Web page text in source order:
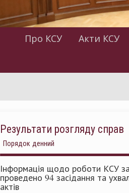
Про КСУ Акти КСУ
Результати розгляду справ
Порядок денний
Інформація щодо роботи КСУ
проведено 94 засідання та
актів